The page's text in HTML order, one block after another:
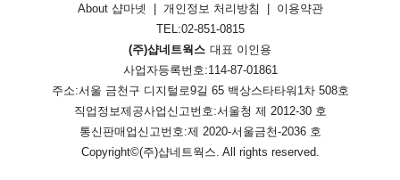
About 샵마넷 개인정보 처리방침
이용약관
TEL:02-851-0815
(주)샵네트웍스 대표 이인용
사업자등록번호:114-87-01861
주소:서울 금천구 디지털로9길 65 백상스타타워1차 508호
직업정보제공사업신고번호:서울청 제 2012-30 호
통신판매업신고번호:제 2020-서울금천-2036 호
Copyright©(주)샵네트웍스. All rights reserved.